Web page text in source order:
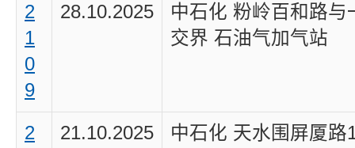
2
1
0
9
28.10.2025
中石化 粉岭百和路与
交界 石油气加气站
2
21.10.2025
中石化 天水围屏厦路